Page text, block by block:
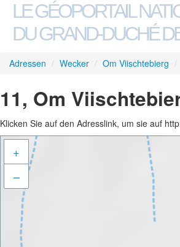
LE GÉOPORTAIL
DU GRAND-DUCHÉ
Adressen / Wecker / Om Viischtebierg /
11, Om
Klicken Sie auf den Adresslink, um sie auf
+
–